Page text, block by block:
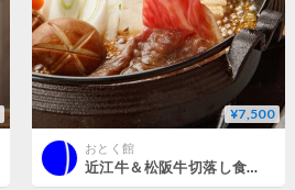
¥7,500
おとく館
近江牛＆松阪牛切落し食べ比べ 1㎏